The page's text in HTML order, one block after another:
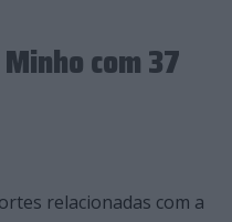
com 37
relacionadas com a